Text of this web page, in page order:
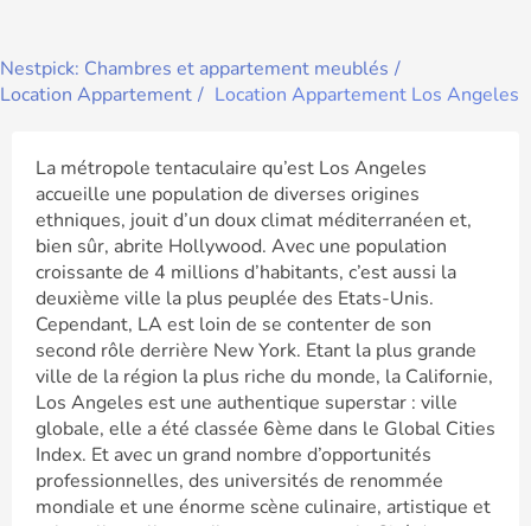
Nestpick: Chambres et appartement meublés
Location Appartement
Location Appartement Los Angeles
La métropole tentaculaire qu’est Los Angeles
accueille une population de diverses origines
ethniques, jouit d’un doux climat méditerranéen et,
bien sûr, abrite Hollywood. Avec une population
croissante de 4 millions d’habitants, c’est aussi la
deuxième ville la plus peuplée des Etats-Unis.
Cependant, LA est loin de se contenter de son
second rôle derrière New York. Etant la plus grande
ville de la région la plus riche du monde, la Californie,
Los Angeles est une authentique superstar : ville
globale, elle a été classée 6ème dans le Global Cities
Index. Et avec un grand nombre d’opportunités
professionnelles, des universités de renommée
mondiale et une énorme scène culinaire, artistique et